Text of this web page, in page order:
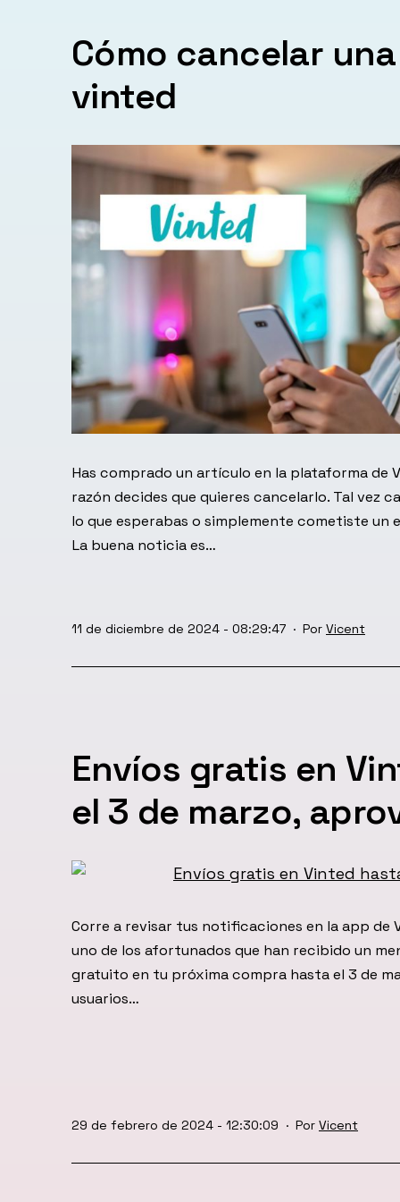
Cómo cancelar
vinted
Has comprado un artículo en la plataforma de
razón decides que quieres cancelarlo. Tal vez
lo que esperabas o simplemente cometiste un
La buena noticia es…
Publicada
11 de diciembre de 2024 - 08:29:47 Por Vicent
Envíos gratis en
el 3 de marzo,
Corre a revisar tus notificaciones en la app de
uno de los afortunados que han recibido un
gratuito en tu próxima compra hasta el 3 de
usuarios…
Publicada
29 de febrero de 2024 - 12:30:09 Por Vicent